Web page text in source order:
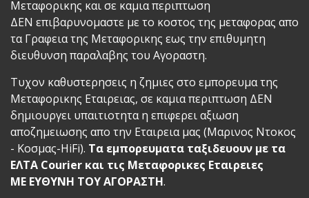
Μεταφορικης και σε καμια περιπτωση
ΔΕΝ επιβαρυνομαστε με το κοστος της μεταφορας απο
τα Γραφεια της Μεταφορικης εως την επιθυμητη
διευθυνση παραλαβης του Αγοραστη.
Τυχον καθυστερησεις η ζημιες στο εμπορευμα της
Μεταφορικης Εταιρειας, σε καμια περιπτωση ΔΕΝ
δημιουργει υπαιτιοτητα η επιφερει αξιωση
αποζημειωσης απο την Εταιρεια μας (Μαρινος Ντοκος
- Kοσμας-HiFi). Τα εμπορευματα ταξιδευουν με τα
ΕΛΤΑ Courier και τις Μεταφορικες Εταιρειες
ΜΕ ΕΥΘΥΝΗ ΤΟΥ ΑΓΟΡΑΣΤΗ.